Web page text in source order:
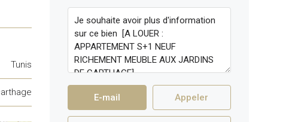
Tunis
E-mail Appeler